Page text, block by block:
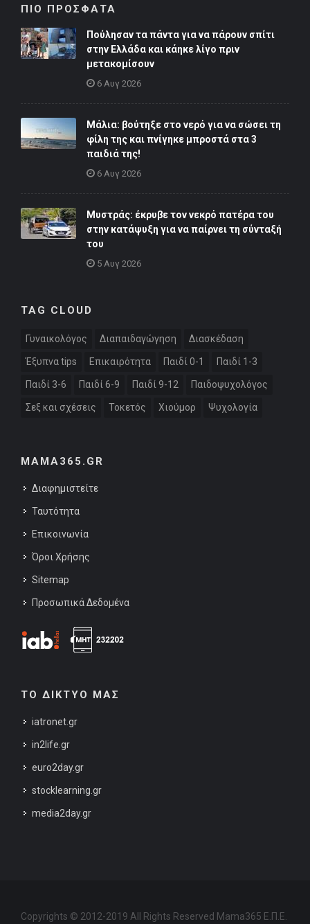
ΠΙΟ ΠΡΟΣΦΑΤΑ
Πούλησαν τα πάντα για να πάρουν σπίτι
στην Ελλάδα και κάηκε λίγο πριν
μετακομίσουν
6 Αυγ 2026
Μάλια: βούτηξε στο νερό για να σώσει τη
φίλη της και πνίγηκε μπροστά στα 3
παιδιά της!
6 Αυγ 2026
Μυστράς: έκρυβε τον νεκρό πατέρα του
στην κατάψυξη για να παίρνει τη σύνταξή
του
5 Αυγ 2026
TAG CLOUD
Γυναικολόγος Διαπαιδαγώγηση Διασκέδαση
Έξυπνα tips Επικαιρότητα Παιδί 0-1 Παιδί 1-3
Παιδί 3-6 Παιδί 6-9 Παιδί 9-12 Παιδοψυχολόγος
Σεξ και σχέσεις Τοκετός Χιούμορ Ψυχολογία
MAMA365.GR
Διαφημιστείτε
Ταυτότητα
Επικοινωνία
Όροι Χρήσης
Sitemap
Προσωπικά Δεδομένα
ΤΟ ΔΙΚΤΥΟ ΜΑΣ
iatronet.gr
in2life.gr
euro2day.gr
stocklearning.gr
media2day.gr
Copyrights © 2012-2019 All Rights Reserved Mama365 Ε.Π.Ε.